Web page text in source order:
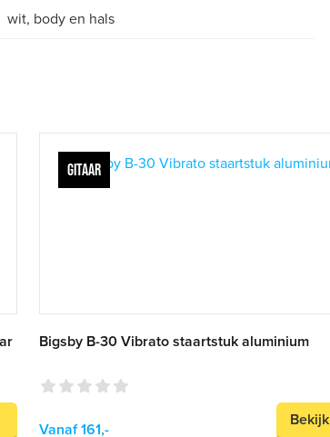
wit, body en hals
GITAAR
Bigsby B-30 Vibrato staartstuk aluminium
Vanaf 161,-
Bekijk